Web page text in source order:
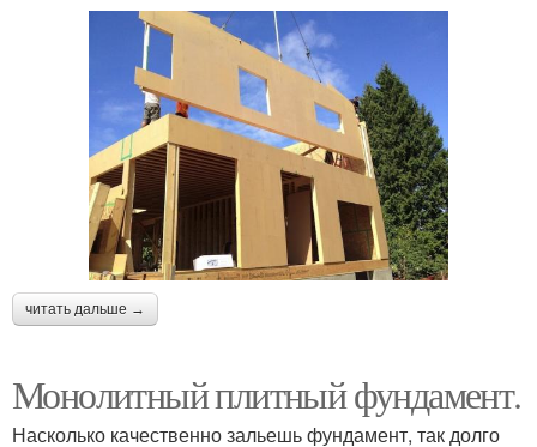
читать дальше →
Монолитный плитный фундамент.
Насколько качественно зальешь фундамент, так долго